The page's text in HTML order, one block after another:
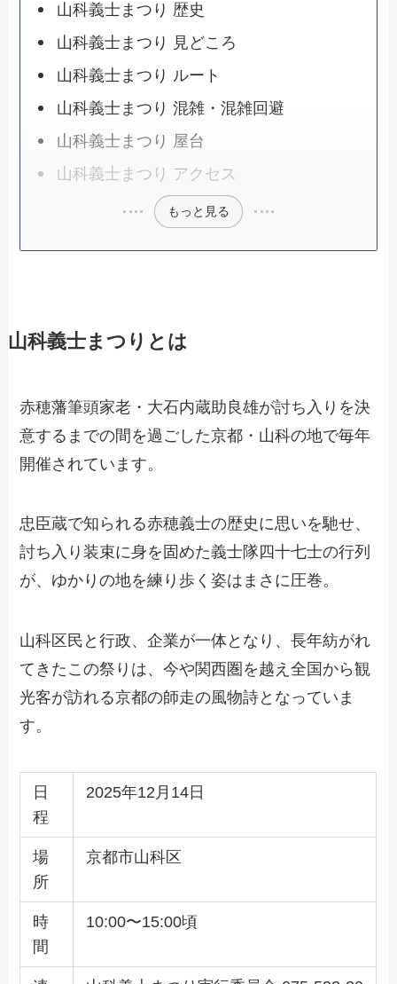
山科義士まつり 歴史
山科義士まつり 見どころ
山科義士まつり ルート
山科義士まつり 混雑・混雑回避
山科義士まつり 屋台
山科義士まつり アクセス
もっと見る
山科義士まつりとは
赤穂藩筆頭家老・大石内蔵助良雄が討ち入りを決
意するまでの間を過ごした京都・山科の地で毎年
開催されています。
忠臣蔵で知られる赤穂義士の歴史に思いを馳せ、
討ち入り装束に身を固めた義士隊四十七士の行列
が、ゆかりの地を練り歩く姿はまさに圧巻。
山科区民と行政、企業が一体となり、長年紡がれ
てきたこの祭りは、今や関西圏を越え全国から観
光客が訪れる京都の師走の風物詩となっていま
す。
日
程
2025年12月14日
場
所
京都市山科区
時
間
10:00〜15:00頃